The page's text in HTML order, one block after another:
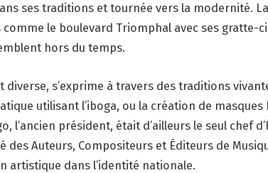
ses traditions et tournée vers la modernité.
le boulevard Triomphal avec ses gratte-
hors du temps.
diverse, s’exprime à travers des traditions
utilisant l’iboga, ou la création de masques
l’ancien président, était d’ailleurs le seul chef
des Auteurs, Compositeurs et Éditeurs de
artistique dans l’identité nationale.